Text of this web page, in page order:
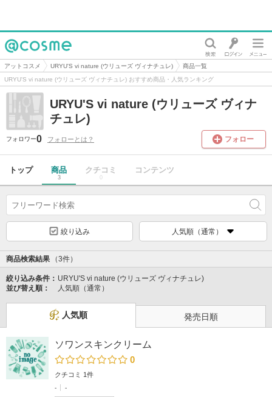
@cosme
アットコスメ URYU'S vi nature (ウリューズ ヴィナチュレ)
商品一覧
URYU'S vi nature (ウリューズ ヴィナチュレ) おすすめ商品・人気ランキング
URYU'S vi nature (ウリューズ ヴィナ
チュレ)
フォロワー0 フォローとは？ フォロー
トップ 商品
3
クチコミ
0
コンテンツ
絞り込み 人気順（通常）
商品検索結果 （3件）
絞り込み条件： URYU'S vi nature (ウリューズ ヴィナチュレ)
並び替え順：
人気順（通常）
人気順 発売日順
ソワンスキンクリーム
0
クチコミ 1件
-
-